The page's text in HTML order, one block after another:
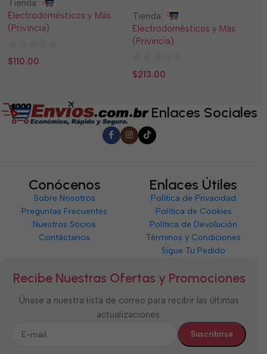
Tienda:
Electrodomésticos y Más
(Privincia)
0
$110.00
Tienda:
Electrodomésticos y Más
(Privincia)
0
$213.00
Enlaces Sociales
Conócenos
Sobre Nosotros
Preguntas Frecuentes
Nuestros Socios
Contáctanos
Enlaces Útiles
Política de Privacidad
Política de Cookies
Política de Devolución
Términos y Condiciones
Sigue Tu Pedido
Recibe Nuestras Ofertas y Promociones
Únase a nuestra lista de correo para recibir las últimas
actualizaciones.